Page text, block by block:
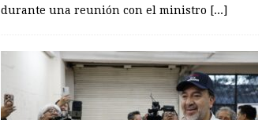
durante una reunión con el ministro [...]